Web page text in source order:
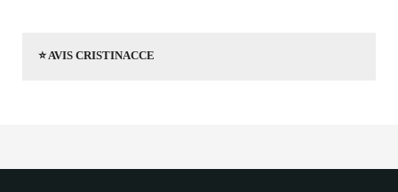
⭐ AVIS CRISTINACCE